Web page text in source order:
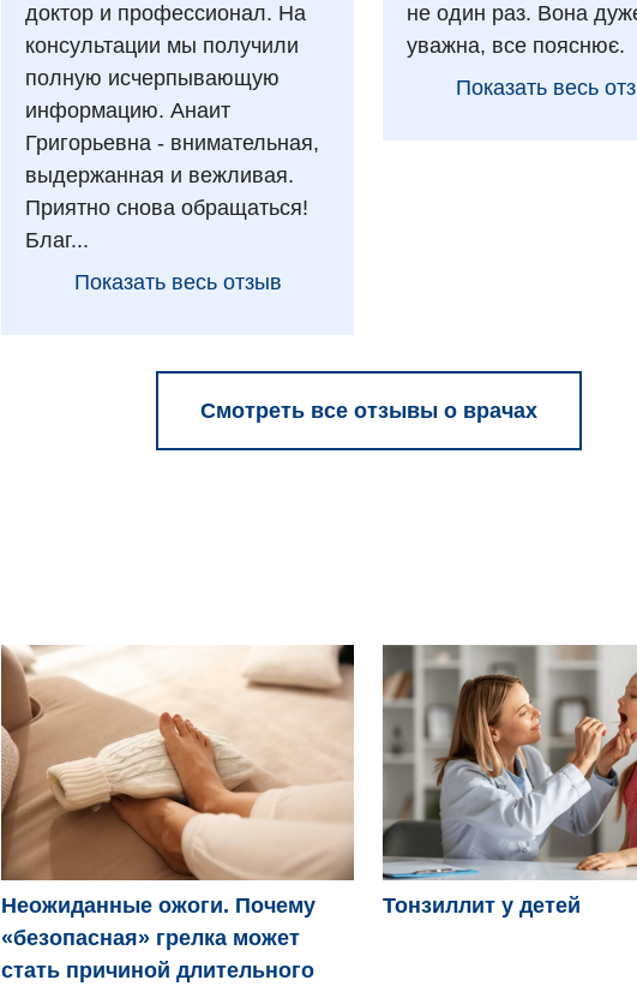
доктор и профессионал. На
консультации мы получили
полную исчерпывающую
информацию. Анаит
Григорьевна - внимательная,
выдержанная и вежливая.
Приятно снова обращаться!
Благ...
Показать весь отзыв
не один раз. Вона
уважна, все пояснює.
Показать весь
Смотреть все отзывы о врачах
Неожиданные ожоги. Почему
«безопасная» грелка может
стать причиной длительного
Тонзиллит у детей